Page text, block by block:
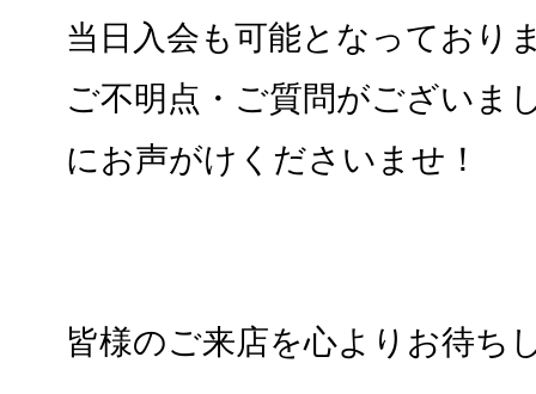
当日入会も可能となっており
ご不明点・ご質問がございま
にお声がけくださいませ！
皆様のご来店を心よりお待ち